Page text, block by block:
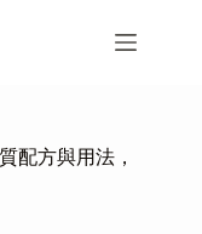
配方與用法，